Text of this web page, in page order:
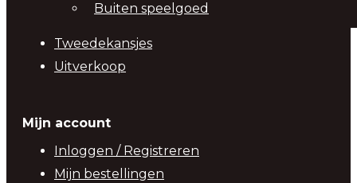
Buiten speelgoed
Tweedekansjes
Uitverkoop
Mijn account
Inloggen / Registreren
Mijn bestellingen